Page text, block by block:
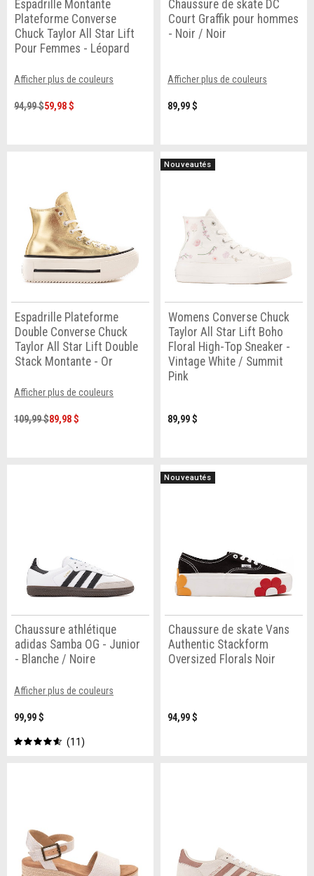
Espadrille Montante
Plateforme Converse
Chuck Taylor All Star Lift
Pour Femmes - Léopard
Afficher plus de couleurs
94,99 $59,98 $
Chaussure de skate DC
Court Graffik pour hommes
- Noir / Noir
Afficher plus de couleurs
89,99 $
Espadrille Plateforme
Double Converse Chuck
Taylor All Star Lift Double
Stack Montante - Or
Afficher plus de couleurs
109,99 $89,98 $
Nouveautés
Womens Converse Chuck
Taylor All Star Lift Boho
Floral High-Top Sneaker -
Vintage White / Summit
Pink
89,99 $
Chaussure athlétique
adidas Samba OG - Junior
- Blanche / Noire
Afficher plus de couleurs
99,99 $
11
Nouveautés
Chaussure de skate Vans
Authentic Stackform
Oversized Florals Noir
94,99 $